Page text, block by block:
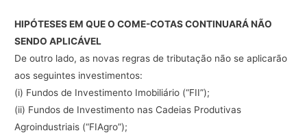
HIPÓTESESEM QUEO COME-COTASCONTINUARÁNÃO
SENDO APLICÁVEL
De outro lado, as novas regras de tributação não se aplicarão
aos seguintes investimentos:
(i) Fundos de Investimento Imobiliário (“FII”);
(ii) Fundos de Investimento nas Cadeias Produtivas
Agroindustriais (“FIAgro”);